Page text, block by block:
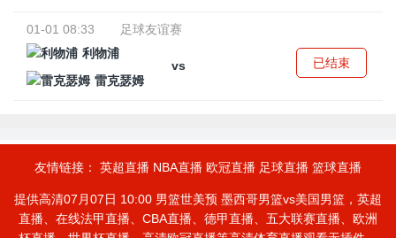
01-01 08:33
足球友谊赛
利物浦
vs
雷克瑟姆
已结束
友情链接： 英超直播 NBA直播 欧冠直播 足球直播 篮球直播
提供高清07月07日 10:00 男篮世美预 墨西哥男篮vs美国男篮，英超
直播、在线法甲直播、CBA直播、德甲直播、五大联赛直播、欧洲